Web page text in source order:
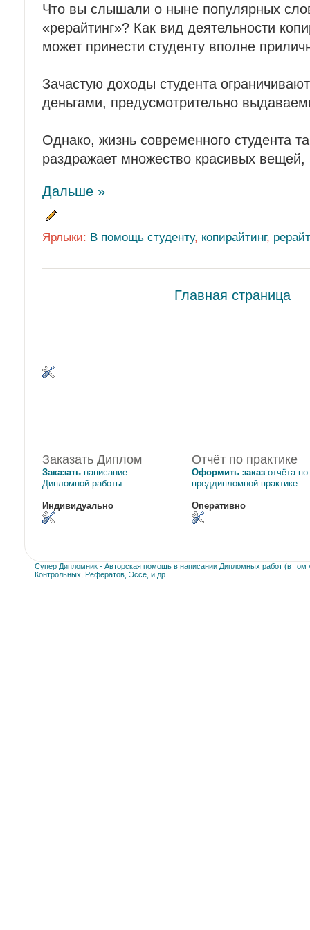
Что вы слышали о ныне популярных
«рерайтинг»? Как вид деятельности
может принести студенту вполне
Зачастую доходы студента
деньгами, предусмотрительно
Однако, жизнь современного студента
раздражает множество красивых вещей,
Дальше »
Ярлыки: В помощь студенту, копирайтинг,
Главная страница
Заказать Диплом
Заказать написание
Дипломной работы
Индивидуально
Отчёт по практике
Оформить заказ отчёта по
преддипломной практике
Оперативно
Супер Дипломник - Авторская помощь в написании Дипломных работ (в том
Контрольных, Рефератов, Эссе, и др.